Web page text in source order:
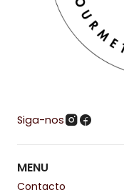
Siga-nos
MENU
Contacto